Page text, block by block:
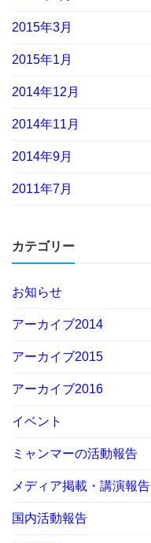
2015年3月
2015年1月
2014年12月
2014年11月
2014年9月
2011年7月
カテゴリー
お知らせ
アーカイブ2014
アーカイブ2015
アーカイブ2016
イベント
ミャンマーの活動報告
メディア掲載・講演報告
国内活動報告